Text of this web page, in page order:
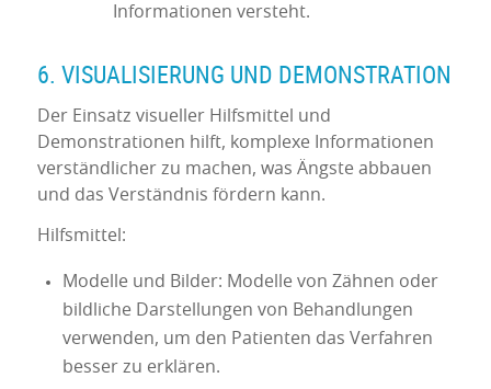
Informationen versteht.
6. VISUALISIERUNG UND DEMONSTRATION
Der Einsatz visueller Hilfsmittel und
Demonstrationen hilft, komplexe Informationen
verständlicher zu machen, was Ängste abbauen
und das Verständnis fördern kann.
Hilfsmittel:
Modelle und Bilder: Modelle von Zähnen oder
bildliche Darstellungen von Behandlungen
verwenden, um den Patienten das Verfahren
besser zu erklären.